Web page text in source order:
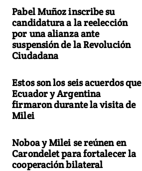
Pabel Muñoz inscribe su
candidatura a la reelección
por una alianza ante
suspensión de la Revolución
Ciudadana
Estos son los seis acuerdos que
Ecuador y Argentina
firmaron durante la visita de
Milei
Noboa y Milei se reúnen en
Carondelet para fortalecer la
cooperación bilateral